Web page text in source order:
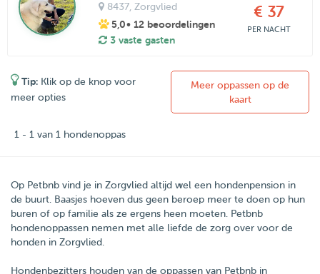
8437, Zorgvlied
5,0• 12 beoordelingen
3 vaste gasten
€ 37
PER NACHT
Tip: Klik op de knop voor
meer opties
Meer oppassen op de
kaart
1 - 1 van 1 hondenoppas
Op Petbnb vind je in Zorgvlied altijd wel een hondenpension in
de buurt. Baasjes hoeven dus geen beroep meer te doen op hun
buren of op familie als ze ergens heen moeten. Petbnb
hondenoppassen nemen met alle liefde de zorg over voor de
honden in Zorgvlied.
Hondenbezitters houden van de oppassen van Petbnb in